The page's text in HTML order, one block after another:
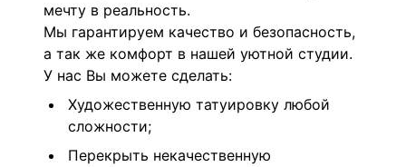
мечту в реальность.
Мы гарантируем качество и безопасность,
а так же комфорт в нашей уютной студии.
У нас Вы можете сделать:
Художественную татуировку любой
сложности;
Перекрыть некачественную